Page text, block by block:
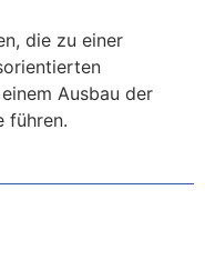
die zu einer
Ausbau der
führen.